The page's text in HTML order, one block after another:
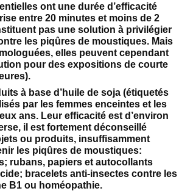
ont une durée d’efficacité
entre 20 minutes et moins de 2
pas une solution à privilégier
les piqûres de moustiques. Mais
elles peuvent cependant
pour des expositions de courte
à base d’huile de soja (étiquetés
par les femmes enceintes et les
ans. Leur efficacité est d’environ
il est fortement déconseillé
ou produits, insuffisamment
les piqûres de moustiques:
rubans, papiers et autocollants
bracelets anti-insectes contre les
B1 ou homéopathie.